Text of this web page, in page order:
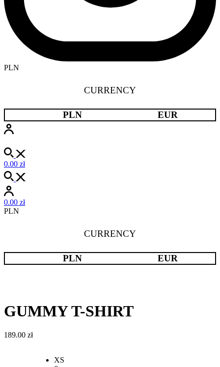
PLN
CURRENCY
PLN EUR
0.00 zł
0.00 zł
PLN
CURRENCY
PLN EUR
GUMMY T-SHIRT
189.00 zł
XS